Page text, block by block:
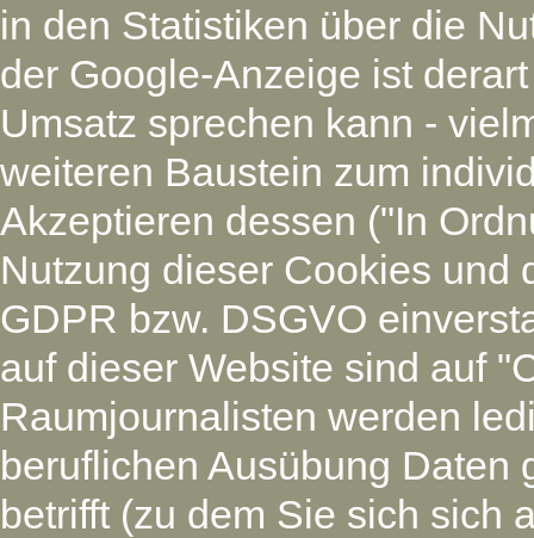
in den Statistiken über die
der Google-Anzeige ist
Umsatz sprechen kann -
weiteren Baustein zum
Akzeptieren dessen ("In
Nutzung dieser Cookies und
GDPR bzw. DSGVO
auf dieser Website sind auf
Raumjournalisten werden
beruflichen Ausübung Daten
betrifft (zu dem Sie sich sich